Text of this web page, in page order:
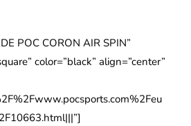
POC CORON AIR SPIN”
color=”black” align=”center”